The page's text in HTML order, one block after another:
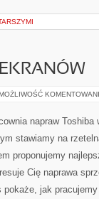
napraw
stawiamy na
proponujemy
Cię naprawa
pokaże, jak